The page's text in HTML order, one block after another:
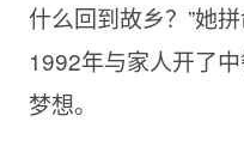
什么回到故乡？”她
1992年与家人开了
梦想。